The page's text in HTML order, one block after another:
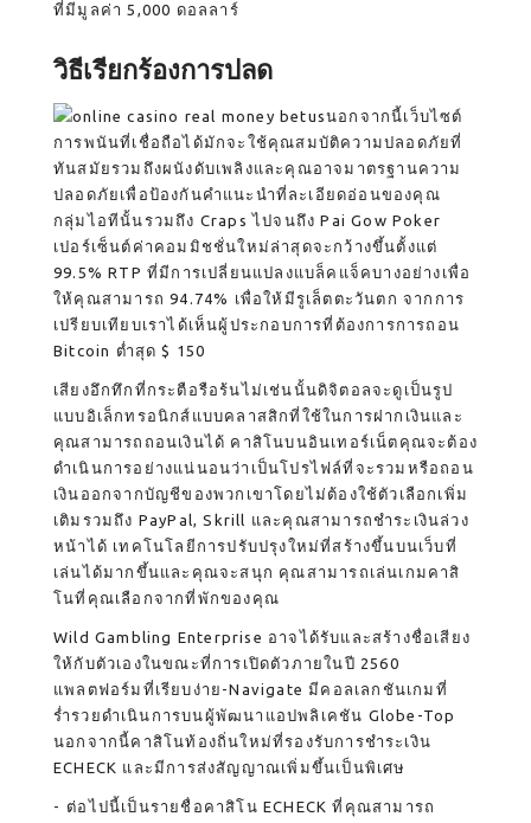
ที่มีมูลค่า 5,000 ดอลลาร์
วิธีเรียกร้องการปลด
นอกจากนี้เว็บไซต์
การพนันที่เชื่อถือได้มักจะใช้คุณสมบัติความปลอดภัยที่
ทันสมัยรวมถึงผนังดับเพลิงและคุณอาจมาตรฐานความ
ปลอดภัยเพื่อป้องกันคำแนะนำที่ละเอียดอ่อนของคุณ
กลุ่มไอทีนั้นรวมถึง Craps ไปจนถึง Pai Gow Poker
เปอร์เซ็นต์ค่าคอมมิชชั่นใหม่ล่าสุดจะกว้างขึ้นตั้งแต่
99.5% RTP ที่มีการเปลี่ยนแปลงแบล็คแจ็คบางอย่างเพื่อ
ให้คุณสามารถ 94.74% เพื่อให้มีรูเล็ตตะวันตก จากการ
เปรียบเทียบเราได้เห็นผู้ประกอบการที่ต้องการการถอน
Bitcoin ต่ำสุด $ 150
เสียงอึกทึกที่กระตือรือร้นไม่เช่นนั้นดิจิตอลจะดูเป็นรูป
แบบอิเล็กทรอนิกส์แบบคลาสสิกที่ใช้ในการฝากเงินและ
คุณสามารถถอนเงินได้ คาสิโนบนอินเทอร์เน็ตคุณจะต้อง
ดำเนินการอย่างแน่นอนว่าเป็นโปรไฟล์ที่จะรวมหรือถอน
เงินออกจากบัญชีของพวกเขาโดยไม่ต้องใช้ตัวเลือกเพิ่ม
เติมรวมถึง PayPal, Skrill และคุณสามารถชำระเงินล่วง
หน้าได้ เทคโนโลยีการปรับปรุงใหม่ที่สร้างขึ้นบนเว็บที่
เล่นได้มากขึ้นและคุณจะสนุก คุณสามารถเล่นเกมคาสิ
โนที่คุณเลือกจากที่พักของคุณ
Wild Gambling Enterprise อาจได้รับและสร้างชื่อเสียง
ให้กับตัวเองในขณะที่การเปิดตัวภายในปี 2560
แพลตฟอร์มที่เรียบง่าย-Navigate มีคอลเลกชันเกมที่
ร่ำรวยดำเนินการบนผู้พัฒนาแอปพลิเคชัน Globe-Top
นอกจากนี้คาสิโนท้องถิ่นใหม่ที่รองรับการชำระเงิน
ECHECK และมีการส่งสัญญาณเพิ่มขึ้นเป็นพิเศษ
ต่อไปนี้เป็นรายชื่อคาสิโน ECHECK ที่คุณสามารถ